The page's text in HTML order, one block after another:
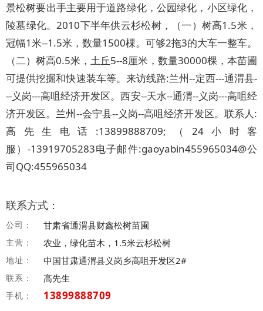
景松树要出手主要用于道路绿化，公园绿化，小区绿化，
陵墓绿化。2010下半年供云杉松树，（一）树高1.5米，
冠幅1米--1.5米，数量1500棵。可够2拖3的大车一整车。
（二）树高0.5米，土丘5--8厘米，数量30000棵，本苗圃
可提供挖掘和快速装车等。来访线路:兰州--定西---通渭县-
--义岗---高咀经济开发区。西安--天水--通渭--义岗---高咀经
济开发区。兰州--会宁县--义岗--高咀经济开发区。联系人:
高先生电话:13899888709;（24小时客
服）-13919705283电子邮件:gaoyabin455965034@公
司QQ:455965034
联系方式：
公司： 甘肃省通渭县财鑫松树苗圃
主营： 农业，绿化苗木，1.5米云杉松树
地址： 中国甘肃通渭县义岗乡高咀开发区2#
联系： 高先生
手机： 13899888709